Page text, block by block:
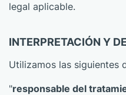
legal aplicable.
INTERPRETACIÓN Y
Utilizamos las siguientes
"responsable del